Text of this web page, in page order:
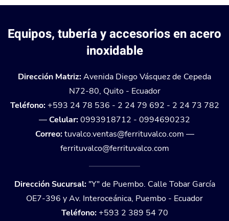
Equipos, tubería y accesorios en acero
inoxidable
Dirección Matriz:Avenida Diego Vásquez de Cepeda
N72-80, Quito - Ecuador
Teléfono:+593 24 78 536 - 2 24 79 692 - 2 24 73 782
—Celular:0993918712 - 0994690232
Correo: tuvalco.ventas@ferrituvalco.com —
ferrituvalco@ferrituvalco.com
Dirección Sucursal:"Y" de Puembo. Calle Tobar García
OE7-396 y Av. Interoceánica, Puembo - Ecuador
Teléfono:+593 2 389 54 70